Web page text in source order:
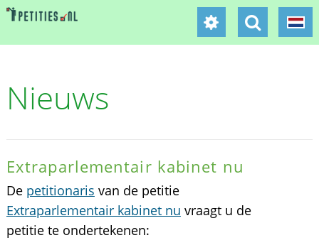
Nieuws
Extraparlementair kabinet nu
De petitionaris van de petitie
Extraparlementair kabinet nu vraagt u de
petitie te ondertekenen: